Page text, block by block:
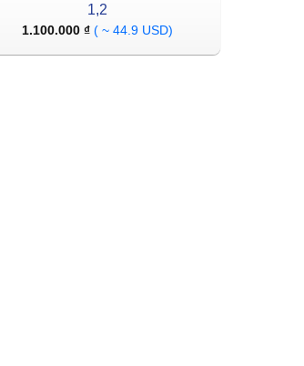
1,2
1.100.000₫ ( ~ 44.9 USD)